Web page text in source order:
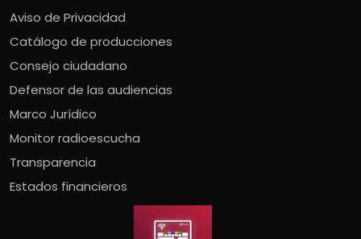
Aviso de Privacidad
Catálogo de producciones
Consejo ciudadano
Defensor de las audiencias
Marco Jurídico
Monitor radioescucha
Transparencia
Estados financieros